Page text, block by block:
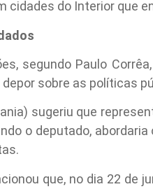
cidades do Interior que
segundo Paulo
sobre as políticas
sugeriu que
o deputado,
que, no dia 22 de